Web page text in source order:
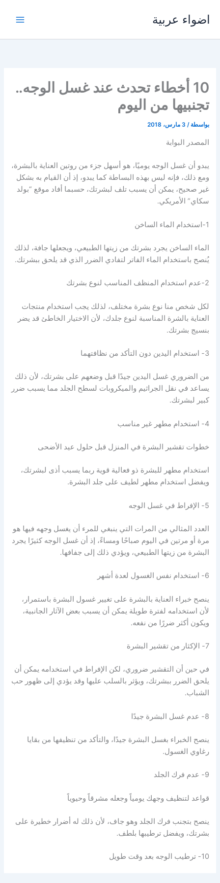
اضواء عربية
10 أخطاء تحدث عند غسل الوجه..
تجنبيها من اليوم
بواسطة / 3 مارس، 2018
المصدر البوابة
يبدو أن غسل الوجه يوميًا، هو أسهل جزء من روتين العناية بالبشرة،
ومع ذلك، فإنه ليس بهذه البساطة كما يبدو، إذ أن القيام به بشكل
غير صحيح، يمكن أن يسبب تلف لبشرتك، حسبما أفاد موقع “بولد
سكاي” الأمريكي.
1-استخدام الماء الساخن
الماء الساخن يجرد بشرتك من زيتها الطبيعي، ويجعلها جافة، لذلك
يُنصح باستخدام الماء الفاتر لتفادي الضرر الذي قد يلحق ببشرتك.
2-عدم استخدام المنظف المناسب لنوع بشرتك
لكل شخص منا نوع بشرة مختلف، لذلك يجب استخدام منتجات
العناية بالشرة المناسبة لنوع جلدك، لأن الاختيار الخاطئ قد يضر
بنسيج بشرتك.
3- استخدام اليدين دون التأكد من نظافتهما
من الضروري غسل اليدين جيدًا قبل وضعهم على بشرتك، لأن ذلك
يساعد في نقل الجراثيم والميكروبات لسطح الجلد مما يسبب ضرر
كبير لبشرتك.
4- استخدام مطهر غير مناسب
خطوات تقشير البشرة في المنزل قبل حلول عيد الأضحى
استخدام مطهر للبشرة ذو فعالية قوية ربما يسبب أذى لبشرتك،
ويفضل استخدام مطهر لطيف على جلد البشرة.
5- الإفراط في غسل الوجه
العدد المثالي من المرات التي ينبغي للمرء أن يغسل وجهه فيها هو
مرة أو مرتين في اليوم صباحًا ومساءً، إذ أن غسل الوجه كثيرًا يجرد
البشرة من زيتها الطبيعي، ويؤدي ذلك إلى جفافها.
6- استخدام نفس الغسول لعدة أشهر
ينصح خبراء العناية بالبشرة على تغيير غسول البشرة باستمرار،
لأن استخدامه لفترة طويلة يمكن أن يسبب بعض الآثار الجانبية،
ويكون أكثر ضررًا من نفعه.
7- الإكثار من تقشير البشرة
في حين أن التقشير ضروري، لكن الإفراط في استخدامه يمكن أن
يلحق الضرر ببشرتك، ويؤثر بالسلب عليها وقد يؤدي إلى ظهور حب
الشباب.
8- عدم غسل البشرة جيدًا
ينصح الخبراء بغسل البشرة جيدًا، والتأكد من تنظيفها من بقايا
رغاوي الغسول.
9- عدم فرك الجلد
قواعد لتنظيف وجهك يومياً وجعله مشرقاً وحيوياً
ينصح بتجنب فرك الجلد وهو جاف، لأن ذلك له أضرار خطيرة على
بشرتك، ويفضل ترطيبها بلطف.
10- ترطيب الوجه بعد وقت طويل